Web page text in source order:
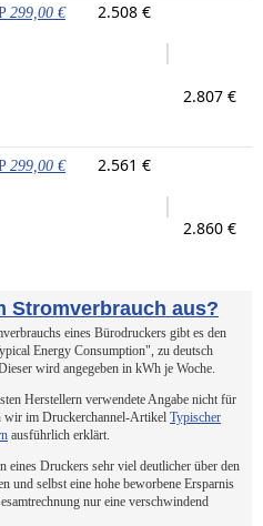
299,00 € 2.508 €
2.807 €
299,00 € 2.561 €
2.860 €
Stromverbrauch aus?
eines Bürodruckers gibt es den
Energy Consumption", zu deutsch
wird angegeben in kWh je Woche.
Herstellern verwendete Angabe nicht für
wir im Druckerchannel-Artikel Typischer
ausführlich erklärt.
eines Druckers sehr viel deutlicher über den
und selbst eine hohe beworbene Ersparnis
nur eine verschwindend